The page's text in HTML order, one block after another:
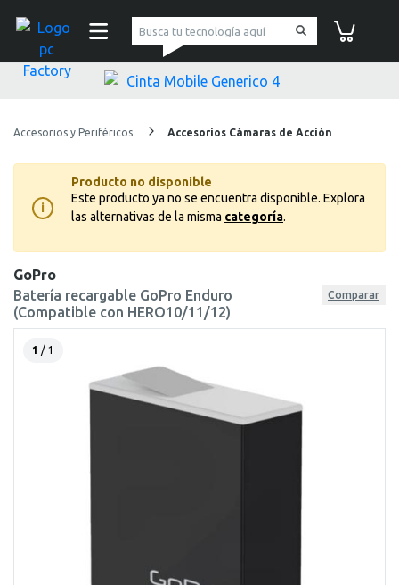
pc Factory
Accesorios y Periféricos Accesorios Cámaras de Acción
i
Producto no disponible
Este producto ya no se encuentra disponible. Explora
las alternativas de la misma categoría.
GoPro
Batería recargable GoPro Enduro
(Compatible con HERO10/11/12)
Comparar
1 / 1